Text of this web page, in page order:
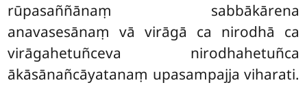
rūpasaññānaṃ sabbākārena
anavasesānaṃ vā virāgā ca nirodhā ca
virāgahetuñceva nirodhahetuñca
ākāsānañcāyatanaṃ upasampajja viharati.